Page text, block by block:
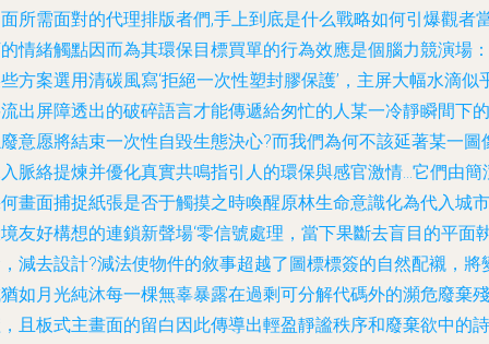
所需面對的代理排版者們,手上到底是什么戰略如何引爆觀者
情緒觸點因而為其環保目標買單的行為效應是個腦力競演場：
方案選用清碳風寫‘拒絕一次性塑封膠保護’，主屏大幅水滴似
出屏障透出的破碎語言才能傳遞給匆忙的人某一冷靜瞬間下的
意愿將結束一次性自毀生態決心?而我們為何不該延著某一圖
脈絡提煉并優化真實共鳴指引人的環保與感官激情…它們由簡
畫面捕捉紙張是否于觸摸之時喚醒原林生命意識化為代入城市
友好構想的連鎖新聲場‘零信號處理，當下果斷去盲目的平面
減去設計?減法使物件的敘事超越了圖標標簽的自然配襯，將
如月光純沐每一棵無辜暴露在過剩可分解代碼外的瀕危廢棄殘
且板式主畫面的留白因此傳導出輕盈靜謐秩序和廢棄欲中的詩